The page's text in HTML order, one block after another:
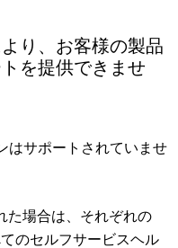
り、お客様の製品
を提供できませ
はサポートされていませ
た場合は、それぞれの
のセルフサービスヘル